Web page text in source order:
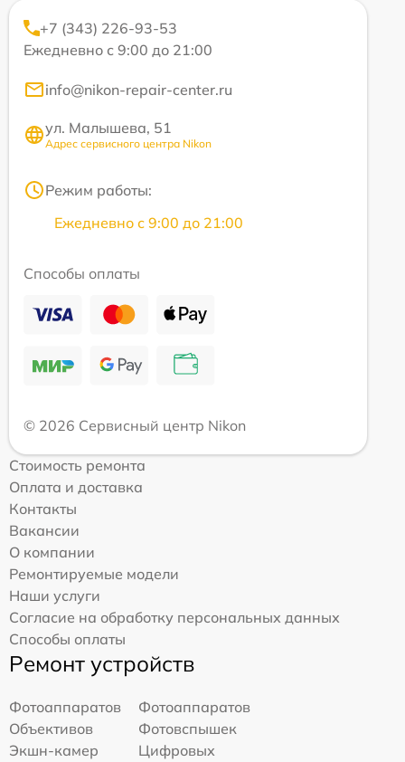
+7 (343) 226-93-53
Ежедневно с 9:00 до 21:00
info@nikon-repair-center.ru
ул. Малышева, 51
Адрес сервисного центра Nikon
Режим работы:
Ежедневно с 9:00 до 21:00
Способы оплаты
© 2026 Сервисный центр Nikon
Стоимость ремонта
Оплата и доставка
Контакты
Вакансии
О компании
Ремонтируемые модели
Наши услуги
Согласие на обработку персональных данных
Способы оплаты
Ремонт устройств
Фотоаппаратов
Фотоаппаратов
Объективов
Фотовспышек
Экшн-камер
Цифровых